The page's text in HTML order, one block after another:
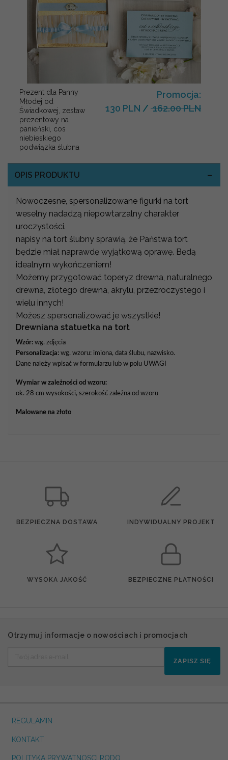
Prezent dla Panny
Młodej od
Świadkowej, zestaw
prezentowy na
panieński, cos
niebieskiego
podwiązka ślubna
Promocja:
130 PLN / 162.00 PLN
OPIS PRODUKTU
Nowoczesne, spersonalizowane figurki na tort
weselny nadadzą niepowtarzalny charakter
uroczystości.
napisy na tort ślubny sprawią, że Państwa tort
będzie miał naprawdę wyjątkową oprawę. Będą
idealnym wykończeniem!
Możemy przygotować toperyz drewna, naturalnego
drewna, złotego drewna, akrylu, przezroczystego i
wielu innych!
Możesz spersonalizować je wszystkie!
Drewniana statuetka na tort
Wzór: wg. zdjęcia
Personalizacja: wg. wzoru: imiona, data ślubu, nazwisko.
Dane należy wpisać w formularzu lub w polu UWAGI
Wymiar w zależności od wzoru:
ok. 28 cm wysokości, szerokość zależna od wzoru
Malowane na złoto
BEZPIECZNA DOSTAWA INDYWIDUALNY PROJEKT
WYSOKA JAKOŚĆ BEZPIECZNE PŁATNOŚCI
Otrzymuj informacje o nowościach i promocjach
ZAPISZ SIĘ
REGULAMIN
KONTAKT
POLITYKA PRYWATNOSCI RODO